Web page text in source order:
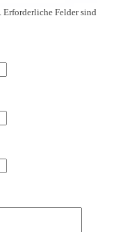
Erforderliche Felder sind